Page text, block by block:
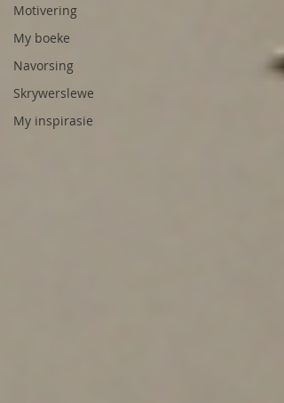
Motivering
My boeke
Navorsing
Skrywerslewe
My inspirasie